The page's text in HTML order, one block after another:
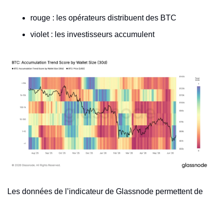
rouge : les opérateurs distribuent des BTC
violet : les investisseurs accumulent
Les données de l’indicateur de Glassnode permettent de